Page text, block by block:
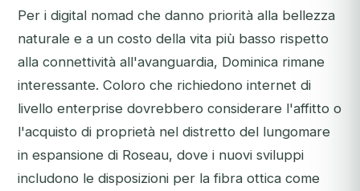
Per i digital nomad che danno priorità alla bellezza
naturale e a un costo della vita più basso rispetto
alla connettività all'avanguardia, Dominica rimane
interessante. Coloro che richiedono internet di
livello enterprise dovrebbero considerare l'affitto o
l'acquisto di proprietà nel distretto del lungomare
in espansione di Roseau, dove i nuovi sviluppi
includono le disposizioni per la fibra ottica come